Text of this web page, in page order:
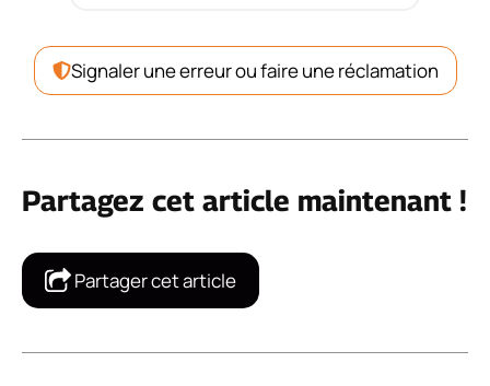
Signaler une erreur ou faire une réclamation
Partagez cet article maintenant !
Partager cet article